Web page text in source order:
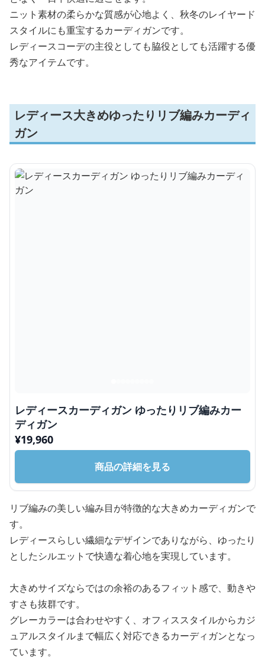
ニット素材の柔らかな質感が心地よく、秋冬のレイヤード
スタイルにも重宝するカーディガンです。
レディースコーデの主役としても脇役としても活躍する優
秀なアイテムです。
レディース大きめゆったりリブ編みカーディ
ガン
レディースカーディガン ゆったりリブ編みカー
ディガン
¥19,960
商品の詳細を見る
リブ編みの美しい編み目が特徴的な大きめカーディガンで
す。
レディースらしい繊細なデザインでありながら、ゆったり
としたシルエットで快適な着心地を実現しています。
大きめサイズならではの余裕のあるフィット感で、動きや
すさも抜群です。
グレーカラーは合わせやすく、オフィススタイルからカジ
ュアルスタイルまで幅広く対応できるカーディガンとなっ
ています。